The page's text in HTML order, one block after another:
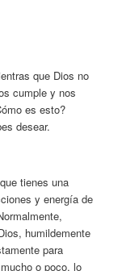
que Dios no
cumple y nos
es esto?
desear.
tienes una
y energía de
humildemente
para
o poco, lo